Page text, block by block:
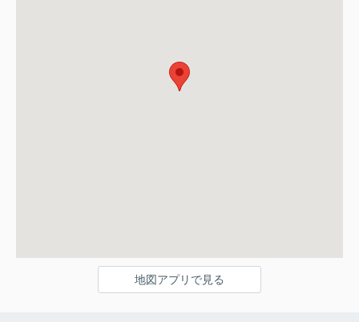
地図アプリで見る